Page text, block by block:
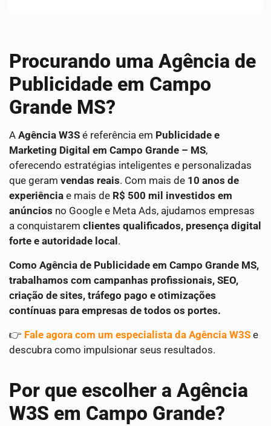
Procurando uma Agência de
Publicidade em Campo
Grande MS?
A Agência W3S é referência em Publicidade e
Marketing Digital em Campo Grande – MS,
oferecendo estratégias inteligentes e personalizadas
que geram vendas reais. Com mais de 10 anos de
experiência e mais de R$ 500 mil investidos em
anúncios no Google e Meta Ads, ajudamos empresas
a conquistarem clientes qualificados, presença digital
forte e autoridade local .
Como Agência de Publicidade em Campo Grande MS,
trabalhamos com campanhas profissionais, SEO,
criação de sites, tráfego pago e otimizações
contínuas para empresas de todos os portes.
👉 Fale agora com um especialista da Agência W3S e
descubra como impulsionar seus resultados.
Por que escolher a Agência
W3S em Campo Grande?